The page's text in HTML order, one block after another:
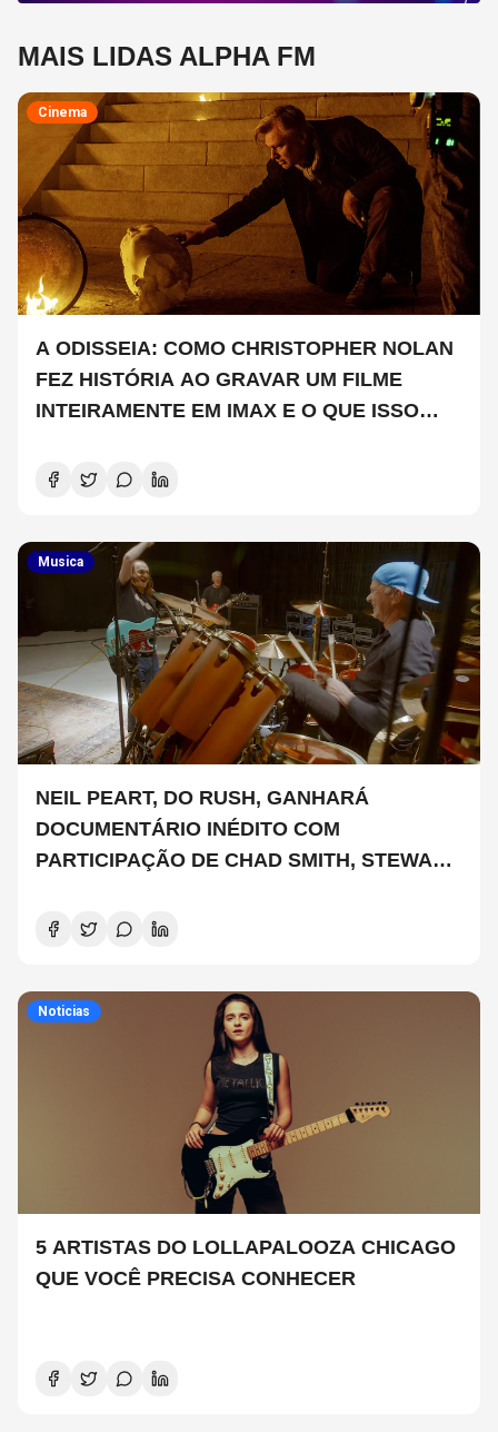
MAIS LIDAS ALPHA FM
Cinema
A ODISSEIA: COMO CHRISTOPHER NOLAN
FEZ HISTÓRIA AO GRAVAR UM FILME
INTEIRAMENTE EM IMAX E O QUE ISSO
Musica
NEIL PEART, DO RUSH, GANHARÁ
DOCUMENTÁRIO INÉDITO COM
PARTICIPAÇÃO DE CHAD SMITH, STEWART
Noticias
5 ARTISTAS DO LOLLAPALOOZA CHICAGO
QUE VOCÊ PRECISA CONHECER